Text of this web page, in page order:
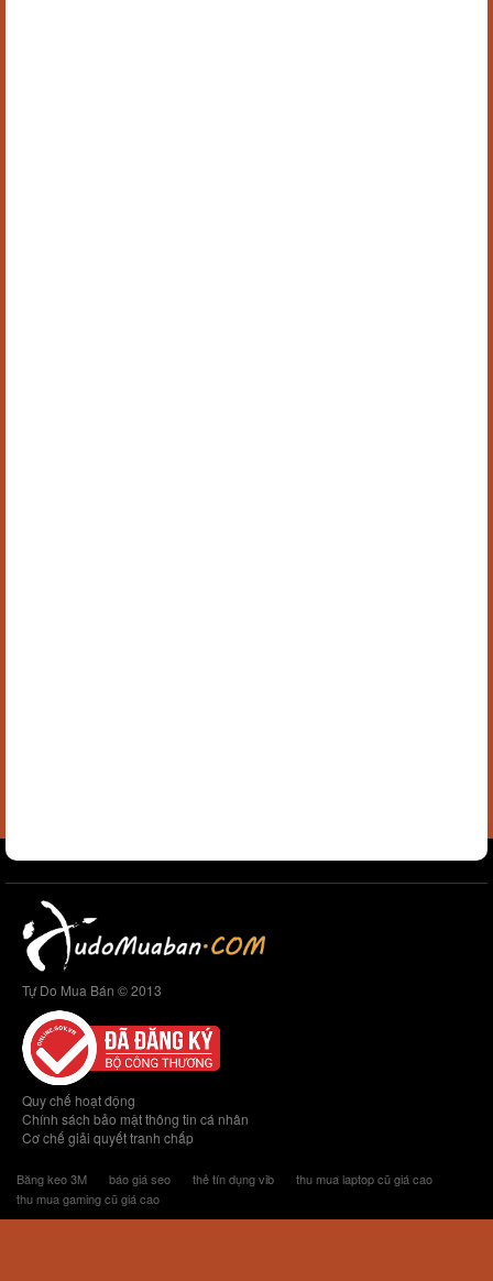
Tự Do Mua Bán © 2013
Quy chế hoạt động
Chính sách bảo mật thông tin cá nhân
Cơ chế giải quyết tranh chấp
Băng keo 3M báo giá seo thẻ tín dụng vib
thu mua laptop cũ giá cao
thu mua gaming cũ giá cao